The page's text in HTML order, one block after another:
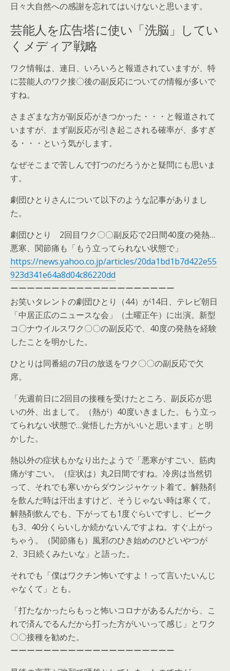
日々大自然への感謝を忘れてはいけないと思います。
芸能人を広告塔に使い「洗脳」してい
くメディア戦略
ワク情報は、連日、いろいろと報道されていますが、特
に芸能人のワク接〇後の副反応についての情報が多いで
すね。
さまざまな方が副反応がきつかった・・・と報道されて
いますが、まず副反応が引き起こされる確率が、多すぎ
る・・・という気がします。
なぜそこまで苦しんで打つのだろうかと疑問にも思いま
す。
劇団ひとりさんについて以下のような記事がありまし
た。
劇団ひとり 2回目ワク〇〇副反応で2日間40度の発熱…
悪寒、関節痛も「もう立ってられない状態で」
https://news.yahoo.co.jp/articles/20da1bd1b7d422e55
923d341e64a8d04c86220dd
ーーーーーーーーーーーーーーーーーーーー
お笑いタレントの劇団ひとり（44）が14日、テレビ朝日
「中居正広のニュースな会」（土曜正午）に出演。新型
コ〇ナウイルスワク〇〇の副反応で、40度の発熱を経験
したことを明かした。
ひとりは同番組の7日の放送をワク〇〇の副反応で欠
席。
「先週前日に2回目の接種を受けたところ、副反応が思
いの外、出まして。（熱が）40度いきました。もう立っ
てられない状態で…覚悟した方がいいと思います」と明
かした。
熱以外の症状もかなり出たようで「悪寒がすごい、筋肉
痛がすごい。（症状は）丸2日間ですね。冷房は当然切
って、それでも寒いからダウンジャケット着て。解熱剤
を飲んだ時は汗出ますけど、そうじゃない時は寒くて。
解熱剤飲んでも、下がっても1度ぐらいですし、ピーク
も3、40分くらいしか続かないんですよね。すぐ上がっ
ちゃう。（関節痛も）風邪のひき始めのひどいやつが
2、3日続くみたいな」と語った。
それでも「僕はワクチン怖いですよ！って言いたいんじ
ゃなくて」とも。
「打たなかったらもっと怖いコロナがあるんだから、こ
れで済んでるんだから打った方がいいって感じ」とワク
〇〇接種を勧めた。
ーーーーーーーーーーーーーーーーーーーー